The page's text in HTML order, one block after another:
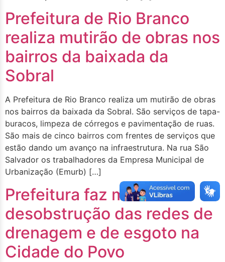
Prefeitura de Rio Branco
realiza mutirão de obras nos
bairros da baixada da
Sobral
A Prefeitura de Rio Branco realiza um mutirão de obras
nos bairros da baixada da Sobral. São serviços de tapa-
buracos, limpeza de córregos e pavimentação de ruas.
São mais de cinco bairros com frentes de serviços que
estão dando um avanço na infraestrutura. Na rua São
Salvador os trabalhadores da Empresa Municipal de
Urbanização (Emurb) […]
Prefeitura faz mutirão de
desobstrução das redes de
drenagem e de esgoto na
Cidade do Povo